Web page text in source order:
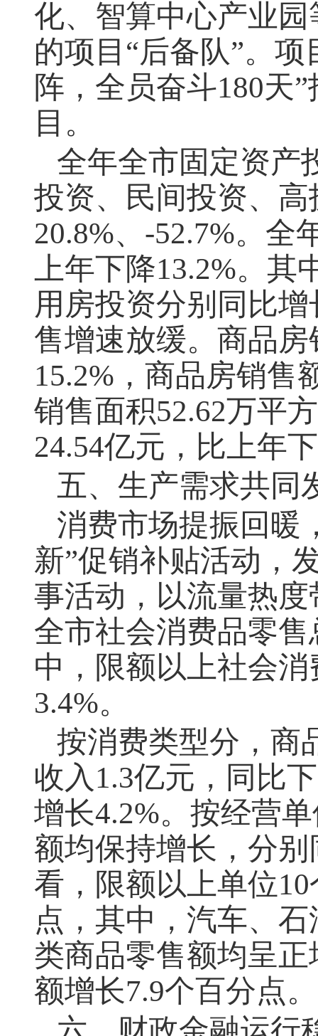
化、智算中心产业
的项目“后备队”。
阵，全员奋斗180天
目。
全年全市固定资产
投资、民间投资、
20.8%、 -52.7%。全
上年下降13.2%。其
用房投资分别同比增
售增速放缓。商品房
15.2% ，商品房销售
销售面积52.62万平
24.54亿元，比上年
五、生产需求共同
消费市场提振回暖
新”促销补贴活动，
事活动，以流量热
全市社会消费品零售
中，限额以上社会
3.4%。
按消费类型分，商
收入 1.3亿元，同比
增长4.2%。按经营
额均保持增长，分别
看，限额以上单位10
点，其中，汽车、
类商品零售额均呈
额增长7.9个百分点。